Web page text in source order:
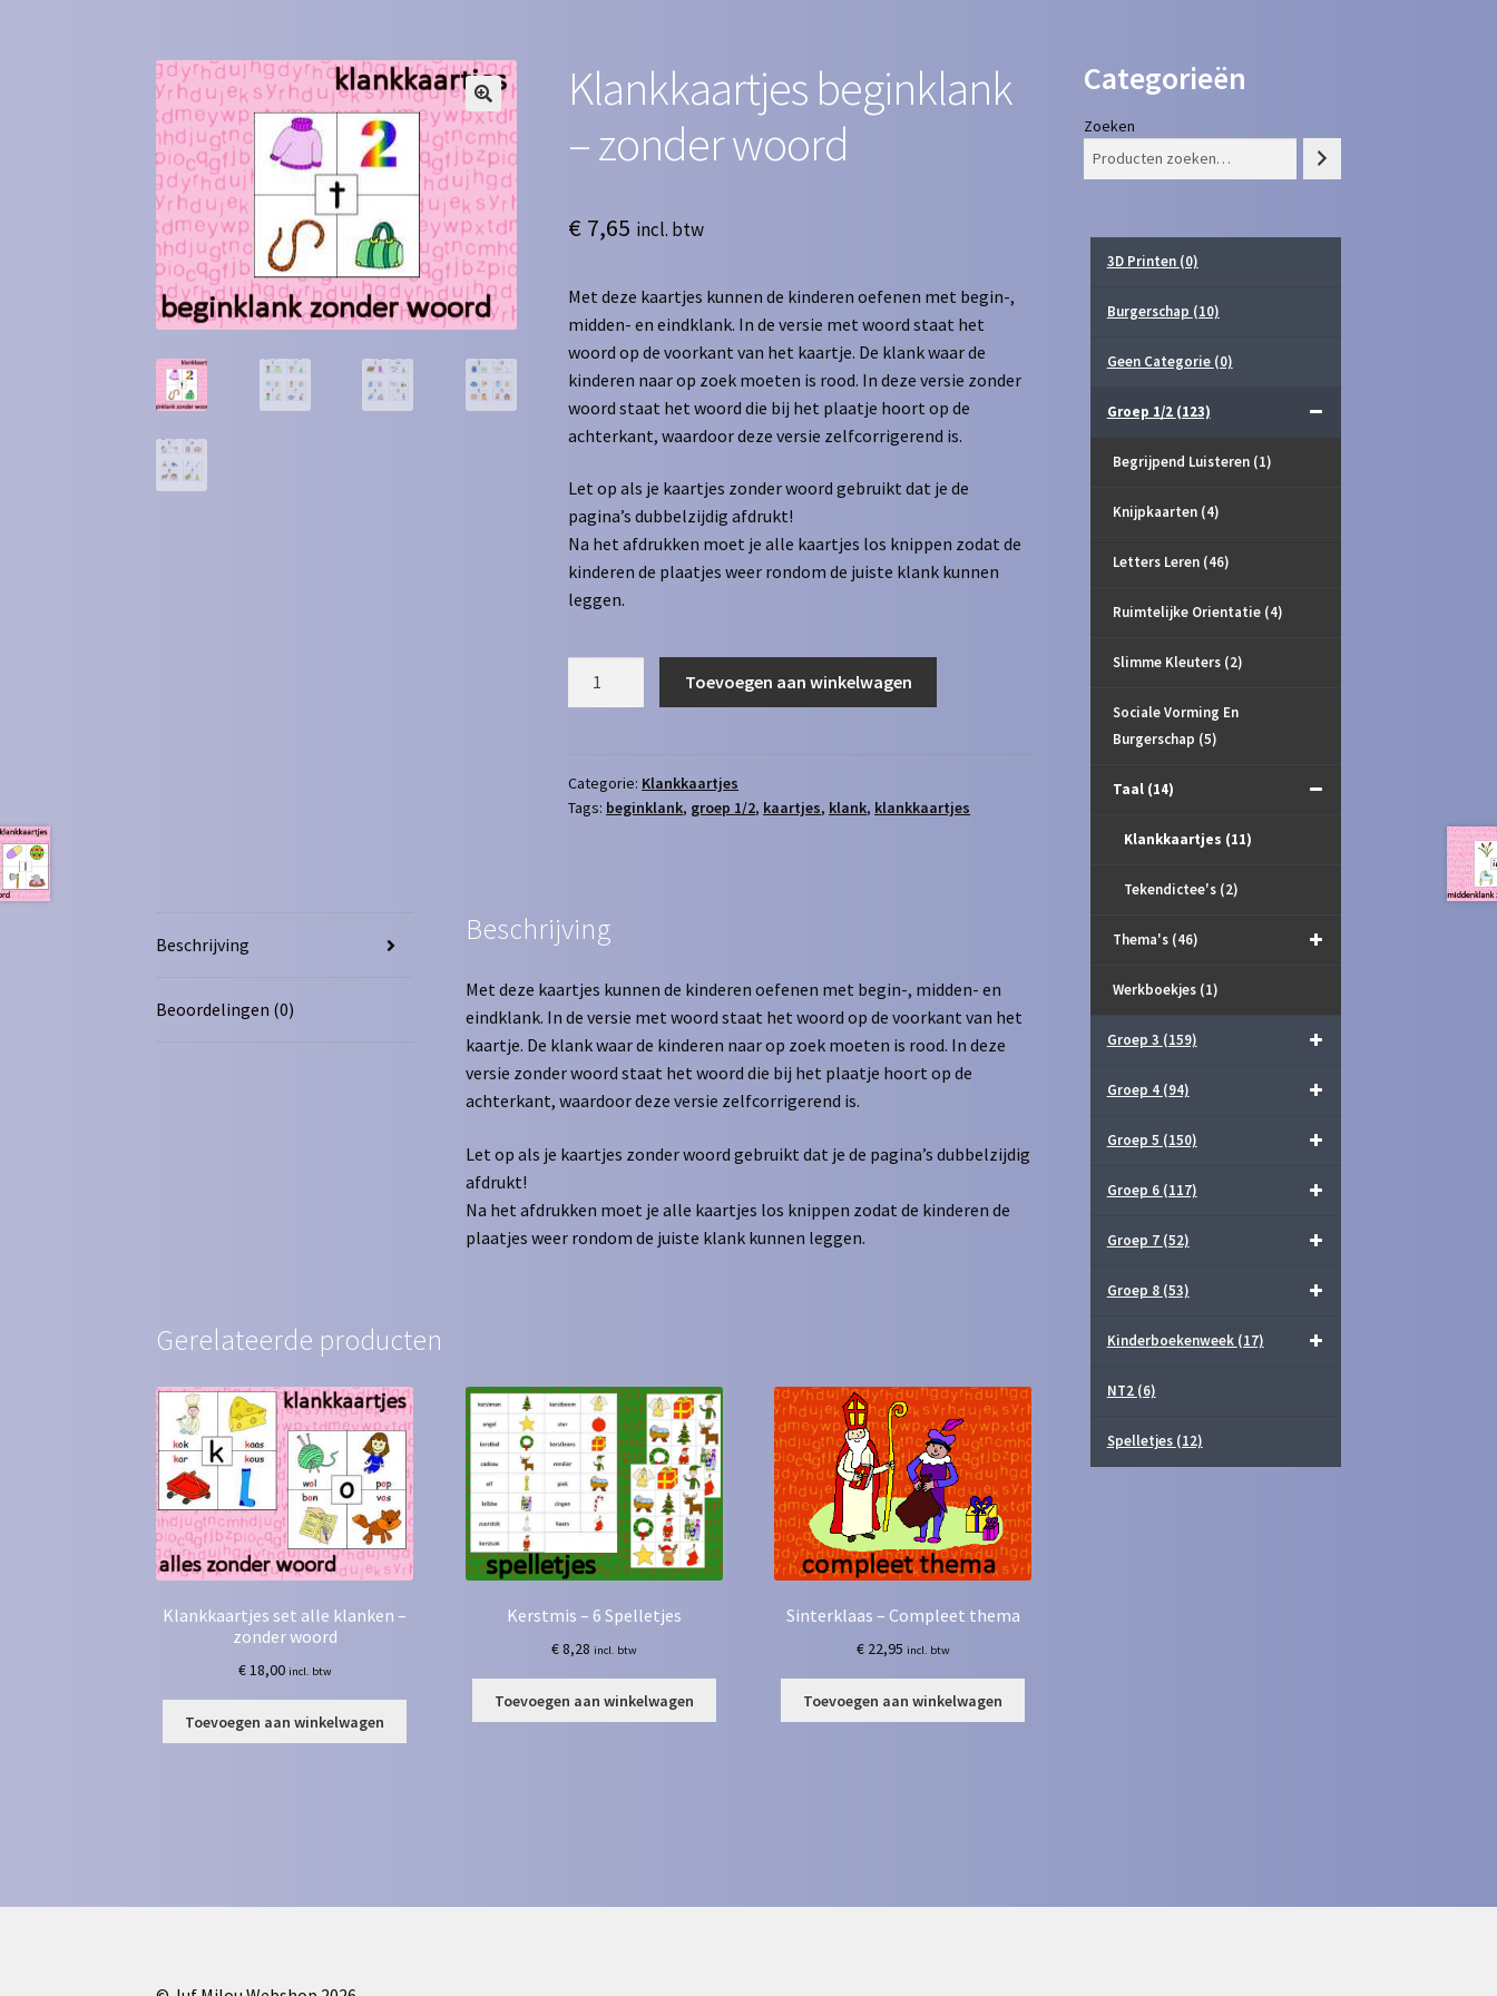
Klankkaartjes beginklank
– zonder woord
€ 7,65 incl. btw
Met deze kaartjes kunnen de kinderen oefenen met begin-,
midden- en eindklank. In de versie met woord staat het
woord op de voorkant van het kaartje. De klank waar de
kinderen naar op zoek moeten is rood. In deze versie zonder
woord staat het woord die bij het plaatje hoort op de
achterkant, waardoor deze versie zelfcorrigerend is.
Let op als je kaartjes zonder woord gebruikt dat je de
pagina’s dubbelzijdig afdrukt!
Na het afdrukken moet je alle kaartjes los knippen zodat de
kinderen de plaatjes weer rondom de juiste klank kunnen
leggen.
woord
aantal
Toevoegen aan winkelwagen
Categorie: Klankkaartjes
Tags: beginklank, groep 1/2, kaartjes, klank, klankkaartjes
Beschrijving
Beoordelingen (0)
Beschrijving
Met deze kaartjes kunnen de kinderen oefenen met begin-, midden- en
eindklank. In de versie met woord staat het woord op de voorkant van het
kaartje. De klank waar de kinderen naar op zoek moeten is rood. In deze
versie zonder woord staat het woord die bij het plaatje hoort op de
achterkant, waardoor deze versie zelfcorrigerend is.
Let op als je kaartjes zonder woord gebruikt dat je de pagina’s dubbelzijdig
afdrukt!
Na het afdrukken moet je alle kaartjes los knippen zodat de kinderen de
plaatjes weer rondom de juiste klank kunnen leggen.
Gerelateerde producten
Klankkaartjes set alle klanken –
zonder woord
€18,00 incl. btw
Toevoegen aan winkelwagen
Kerstmis – 6 Spelletjes
€8,28 incl. btw
Toevoegen aan winkelwagen
Sinterklaas – Compleet thema
€22,95 incl. btw
Toevoegen aan winkelwagen
Categorieën
Zoeken
3D Printen (0)
Burgerschap (10)
Geen Categorie (0)
Groep 1/2 (123)
Begrijpend Luisteren (1)
Knijpkaarten (4)
Letters Leren (46)
Ruimtelijke Orientatie (4)
Slimme Kleuters (2)
Sociale Vorming En
Burgerschap (5)
Taal (14)
Klankkaartjes (11)
Tekendictee's (2)
Thema's (46)
Werkboekjes (1)
Groep 3 (159)
Groep 4 (94)
Groep 5 (150)
Groep 6 (117)
Groep 7 (52)
Groep 8 (53)
Kinderboekenweek (17)
NT2 (6)
Spelletjes (12)